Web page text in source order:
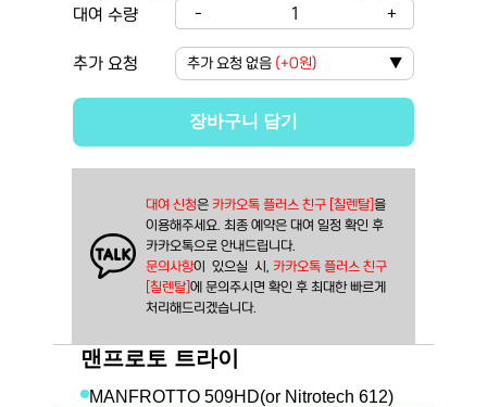
대여 수량 - 1 +
추가 요청 추가 요청 없음 (+0원) ▼
장바구니 담기
대여 신청은 카카오톡 플러스 친구 [칠렌탈] 을
이용해주세요. 최종 예약은 대여 일정 확인 후
카카오톡으로 안내드립니다.
문의사항이  있으실  시, 카카오톡 플러스 친구
[칠렌탈] 에 문의주시면 확인 후 최대한 빠르게
처리해드리겠습니다.
맨프로토 트라이
MANFROTTO 509HD(or Nitrotech 612)